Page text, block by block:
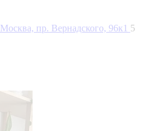
Москва, пр. Вернадского, 96к1 5